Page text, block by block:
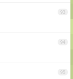
93
94
95